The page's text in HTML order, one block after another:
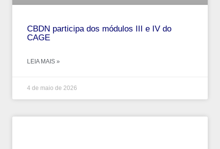
CBDN participa dos módulos III e IV do
CAGE
LEIA MAIS »
4 de maio de 2026